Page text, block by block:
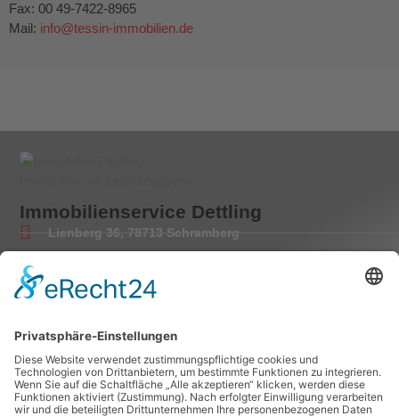
Fax: 00 49-7422-8965
Mail: info@tessin-immobilien.de
Immobilienservice Dettling
Lienberg 36, 78713 Schramberg
Fax: 00 49-7422-8965
Mail: info@tessin-immobilien.de
Besuchen Sie uns auf Facebook